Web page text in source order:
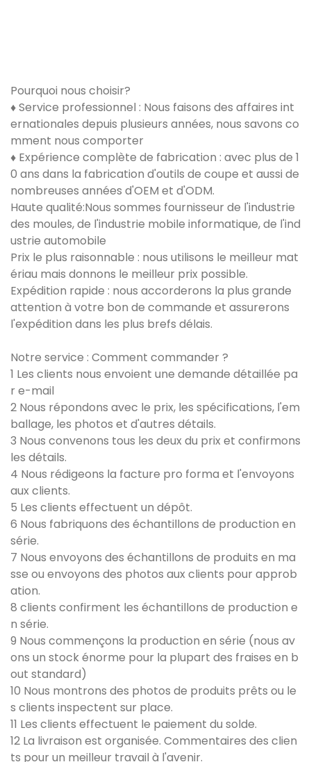
Pourquoi nous choisir?
♦ Service professionnel : Nous faisons des affaires int
ernationales depuis plusieurs années, nous savons co
mment nous comporter
♦ Expérience complète de fabrication : avec plus de 1
0 ans dans la fabrication d'outils de coupe et aussi de
nombreuses années d'OEM et d'ODM.
Haute qualité:Nous sommes fournisseur de l'industrie
des moules, de l'industrie mobile informatique, de l'ind
ustrie automobile
Prix ​​le plus raisonnable : nous utilisons le meilleur mat
ériau mais donnons le meilleur prix possible.
Expédition rapide : nous accorderons la plus grande
attention à votre bon de commande et assurerons
l'expédition dans les plus brefs délais.
Notre service : Comment commander ?
1 Les clients nous envoient une demande détaillée pa
r e-mail
2 Nous répondons avec le prix, les spécifications, l'em
ballage, les photos et d'autres détails.
3 Nous convenons tous les deux du prix et confirmons
les détails.
4 Nous rédigeons la facture pro forma et l'envoyons
aux clients.
5 Les clients effectuent un dépôt.
6 Nous fabriquons des échantillons de production en
série.
7 Nous envoyons des échantillons de produits en ma
sse ou envoyons des photos aux clients pour approb
ation.
8 clients confirment les échantillons de production e
n série.
9 Nous commençons la production en série (nous av
ons un stock énorme pour la plupart des fraises en b
out standard)
10 Nous montrons des photos de produits prêts ou le
s clients inspectent sur place.
11 Les clients effectuent le paiement du solde.
12 La livraison est organisée. Commentaires des clien
ts pour un meilleur travail à l'avenir.